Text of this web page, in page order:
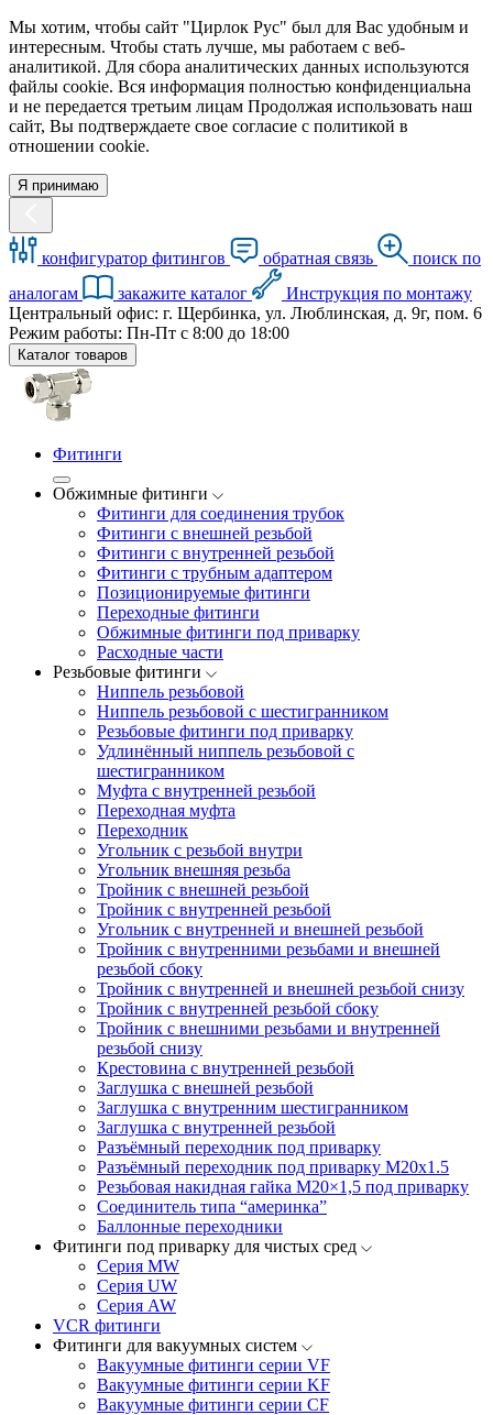
Мы хотим, чтобы сайт "Цирлок Рус" был для Вас удобным и
интересным. Чтобы стать лучше, мы работаем с веб-
аналитикой. Для сбора аналитических данных используются
файлы cookie. Вся информация полностью конфиденциальна
и не передается третьим лицам Продолжая использовать наш
сайт, Вы подтверждаете свое согласие с политикой в
отношении cookie.
Я принимаю
конфигуратор фитингов обратная связь
поиск по
аналогам
закажите каталог
Инструкция по монтажу
Центральный офис: г. Щербинка, ул. Люблинская, д. 9г, пом. 6
Режим работы: Пн-Пт с 8:00 до 18:00
Каталог товаров
Фитинги
Обжимные фитинги
Фитинги для соединения трубок
Фитинги с внешней резьбой
Фитинги с внутренней резьбой
Фитинги с трубным адаптером
Позиционируемые фитинги
Переходные фитинги
Обжимные фитинги под приварку
Расходные части
Резьбовые фитинги
Ниппель резьбовой
Ниппель резьбовой с шестигранником
Резьбовые фитинги под приварку
Удлинённый ниппель резьбовой с
шестигранником
Муфта с внутренней резьбой
Переходная муфта
Переходник
Угольник с резьбой внутри
Угольник внешняя резьба
Тройник с внешней резьбой
Тройник с внутренней резьбой
Угольник с внутренней и внешней резьбой
Тройник с внутренними резьбами и внешней
резьбой сбоку
Тройник с внутренней и внешней резьбой снизу
Тройник с внутренней резьбой сбоку
Тройник с внешними резьбами и внутренней
резьбой снизу
Крестовина с внутренней резьбой
Заглушка с внешней резьбой
Заглушка с внутренним шестигранником
Заглушка с внутренней резьбой
Разъёмный переходник под приварку
Разъёмный переходник под приварку М20х1.5
Резьбовая накидная гайка M20×1,5 под приварку
Соединитель типа “америнка”
Баллонные переходники
Фитинги под приварку для чистых сред
Серия MW
Серия UW
Серия AW
VCR фитинги
Фитинги для вакуумных систем
Вакуумные фитинги серии VF
Вакуумные фитинги серии KF
Вакуумные фитинги серии CF